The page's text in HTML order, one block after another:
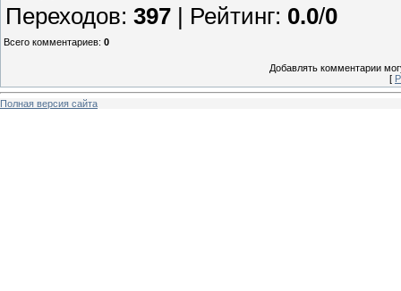
Переходов: 397 | Рейтинг: 0.0/0
Всего комментариев: 0
Добавлять комментарии
[
Полная версия сайта